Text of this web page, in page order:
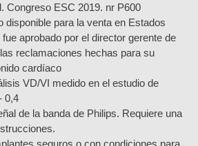
Congreso ESC 2019. nr P600
disponible para la venta en Estados
aprobado por el director gerente de
reclamaciones hechas para su
cardíaco
VD/VI medido en el estudio de
0,4
de la banda de Philips. Requiere una
seguros o con condiciones para